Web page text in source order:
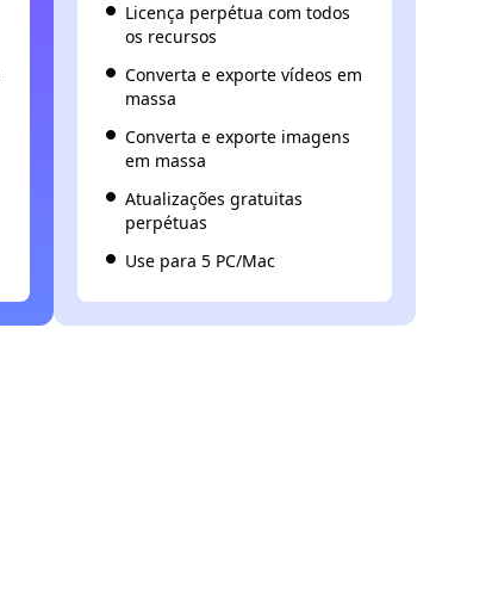
Licença perpétua com todos
os recursos
Converta e exporte vídeos em
massa
Converta e exporte imagens
em massa
Atualizações gratuitas
perpétuas
Use para 5 PC/Mac